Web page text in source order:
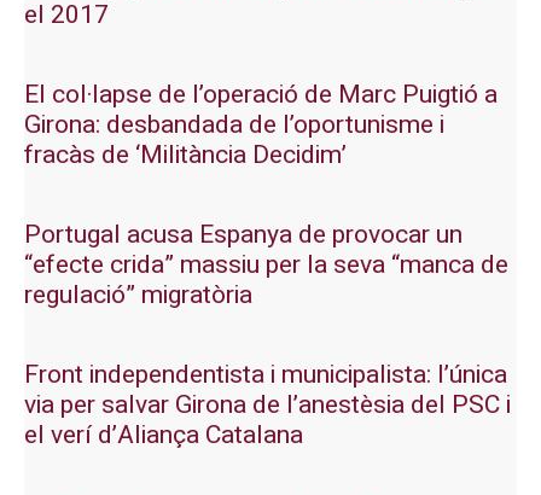
el 2017
El col·lapse de l’operació de Marc Puigtió a
Girona: desbandada de l’oportunisme i
fracàs de ‘Militància Decidim’
Portugal acusa Espanya de provocar un
“efecte crida” massiu per la seva “manca de
regulació” migratòria
Front independentista i municipalista: l’única
via per salvar Girona de l’anestèsia del PSC i
el verí d’Aliança Catalana